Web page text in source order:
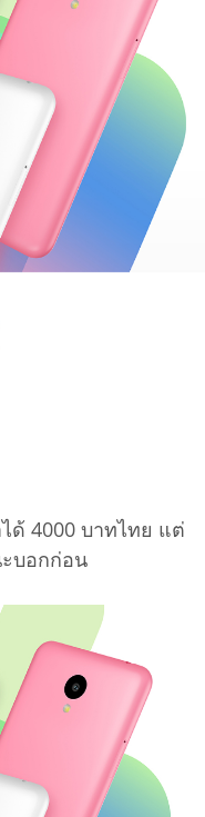
ด้ 4000 บาทไทย แต่
บอกก่อน